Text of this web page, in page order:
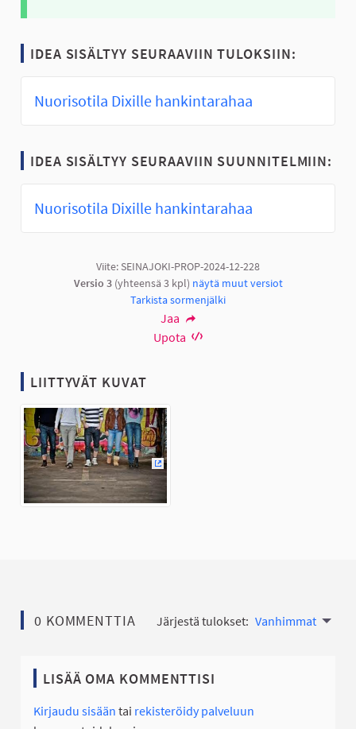
IDEA SISÄLTYY SEURAAVIIN TULOKSIIN:
Nuorisotila Dixille hankintarahaa
IDEA SISÄLTYY SEURAAVIIN SUUNNITELMIIN:
Nuorisotila Dixille hankintarahaa
Viite: SEINAJOKI-PROP-2024-12-228
Versio 3(yhteensä 3 kpl) näytä muut versiot
Tarkista sormenjälki
Jaa
Upota
LIITTYVÄT KUVAT
(Ulkoinen linkki)
0 KOMMENTTIA Järjestä tulokset: Vanhimmat
LISÄÄ OMA KOMMENTTISI
Kirjaudu sisään tai rekisteröidy palveluun